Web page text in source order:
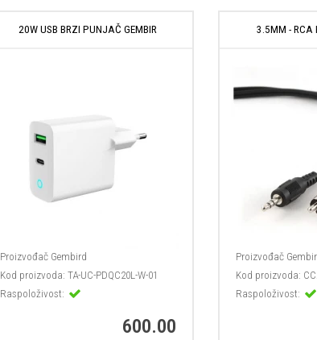
20W USB BRZI PUNJAČ GEMBIR
Proizvođač Gembird
Kod proizvoda: TA-UC-PDQC20L-W-01
Raspoloživost:
600.00
3.5MM - RCA
Proizvođač
Kod proizvoda:
Raspoloživost: